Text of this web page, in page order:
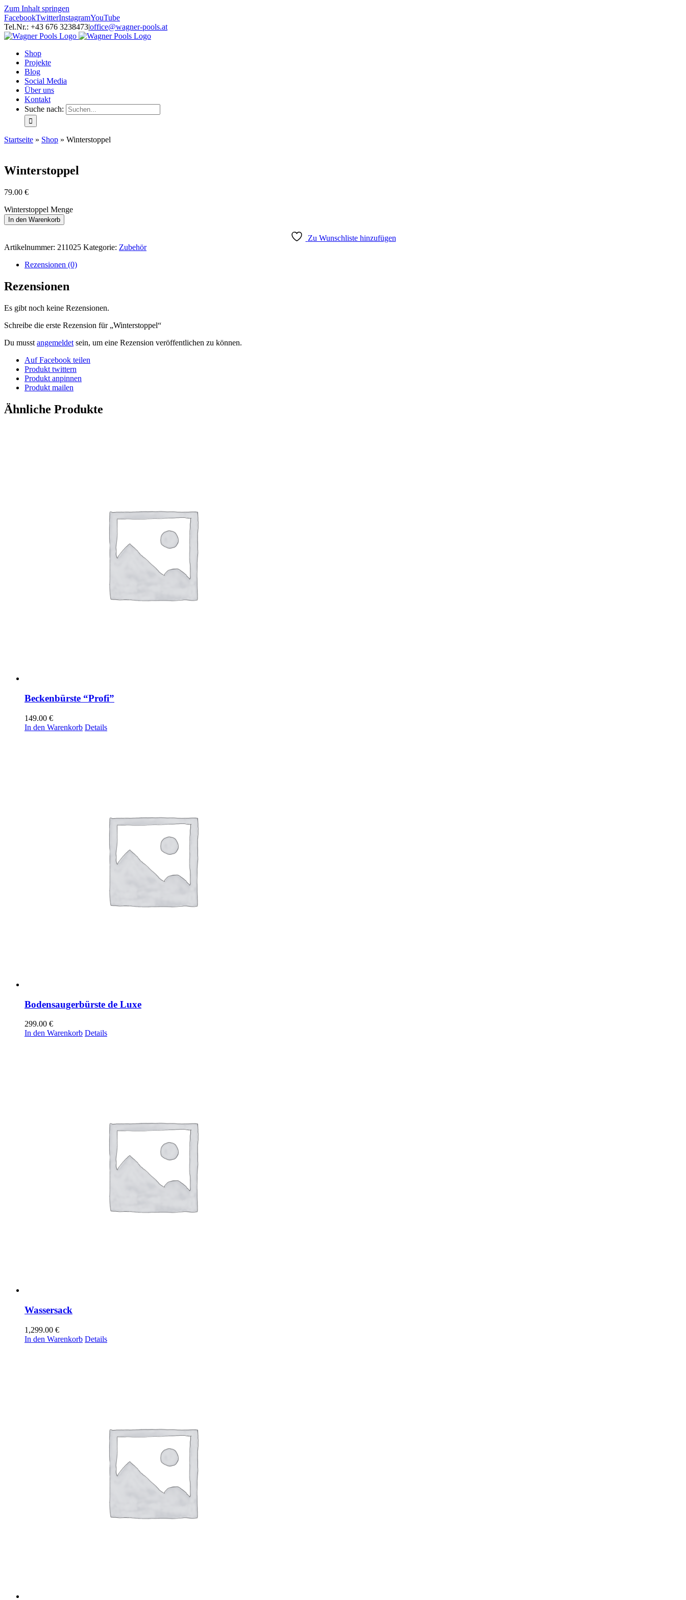
Zum Inhalt springen
FacebookTwitterInstagramYouTube
Tel.Nr.: +43 676 3238473|office@wagner-pools.at
Shop
Projekte
Blog
Social Media
Über uns
Kontakt
Suche nach:
Startseite » Shop » Winterstoppel
Winterstoppel
79.00 €
Winterstoppel Menge
In den Warenkorb
Zu Wunschliste hinzufügen
Artikelnummer: 211025 Kategorie: Zubehör
Rezensionen (0)
Rezensionen
Es gibt noch keine Rezensionen.
Schreibe die erste Rezension für „Winterstoppel“
Du musst angemeldet sein, um eine Rezension veröffentlichen zu können.
Auf Facebook teilen
Produkt twittern
Produkt anpinnen
Produkt mailen
Ähnliche Produkte
Beckenbürste “Profi”
149.00 €
In den Warenkorb Details
Bodensaugerbürste de Luxe
299.00 €
In den Warenkorb Details
Wassersack
1,299.00 €
In den Warenkorb Details